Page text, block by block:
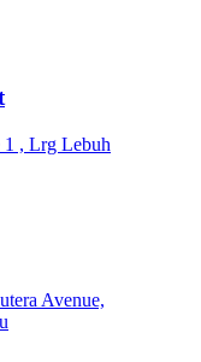
, Lrg Lebuh
Avenue,